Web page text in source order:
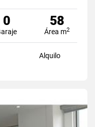
0 58
Área m2
Alquilo